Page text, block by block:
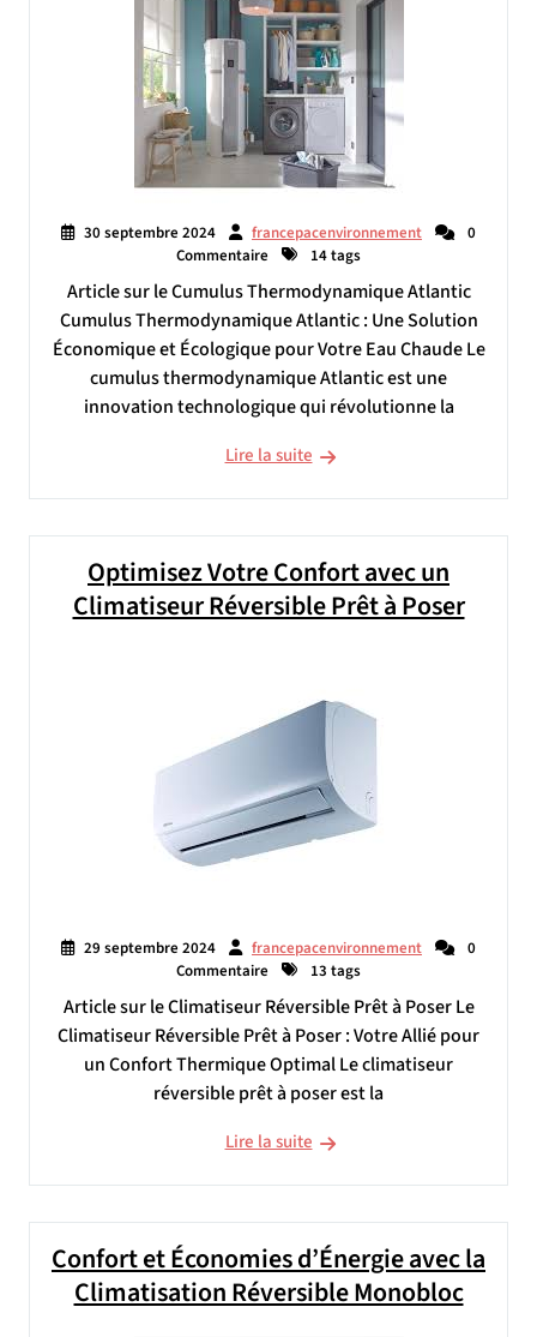
30 septembre 2024 francepacenvironnement
0
Commentaire
14 tags
Article sur le Cumulus Thermodynamique Atlantic
Cumulus Thermodynamique Atlantic : Une Solution
Économique et Écologique pour Votre Eau Chaude Le
cumulus thermodynamique Atlantic est une
innovation technologique qui révolutionne la
Lire la suite
Optimisez Votre Confort avec un
Climatiseur Réversible Prêt à Poser
29 septembre 2024 francepacenvironnement
0
Commentaire
13 tags
Article sur le Climatiseur Réversible Prêt à Poser Le
Climatiseur Réversible Prêt à Poser : Votre Allié pour
un Confort Thermique Optimal Le climatiseur
réversible prêt à poser est la
Lire la suite
Confort et Économies d’Énergie avec la
Climatisation Réversible Monobloc